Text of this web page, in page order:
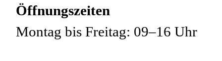
Öffnungszeiten
Montag bis Freitag: 09–16 Uhr